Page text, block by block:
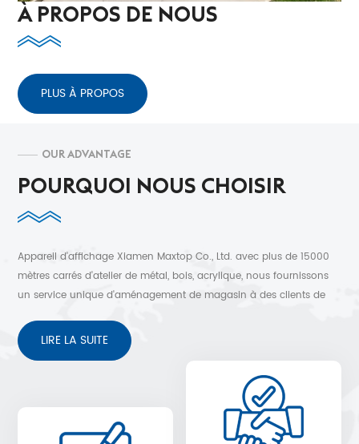
À PROPOS DE NOUS
PLUS À PROPOS
OUR ADVANTAGE
POURQUOI NOUS CHOISIR
Appareil d'affichage Xiamen Maxtop Co., Ltd. avec plus de 15000
mètres carrés d'atelier de métal, bois, acrylique, nous fournissons
un service unique d'aménagement de magasin à des clients de
service après-vente sans soucis.
LIRE LA SUITE